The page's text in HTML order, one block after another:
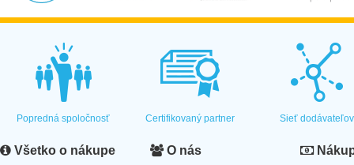
Popredná spoločnosť Certifikovaný partner Sieť dodávateľov
Všetko o nákupe O nás